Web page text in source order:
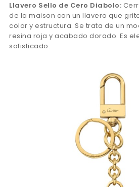
Llavero Sello de Cero Diabolo:
de la maison con un llavero que
color y estructura. Se trata de un
resina roja y acabado dorado. Es
sofisticado.